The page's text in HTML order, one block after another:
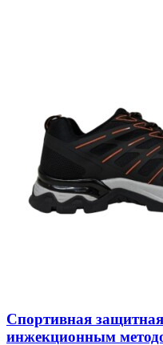
Спортивная
инжекционным